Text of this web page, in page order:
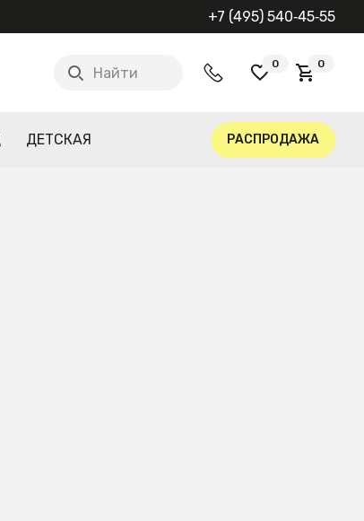
+7 (495) 540‑45‑55
Найти
0 0
ДЕТСКАЯ РАСПРОДАЖА